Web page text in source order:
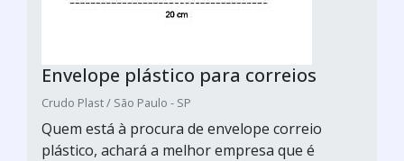
Envelope plástico para correios
Crudo Plast / São Paulo - SP
Quem está à procura de envelope correio
plástico, achará a melhor empresa que é